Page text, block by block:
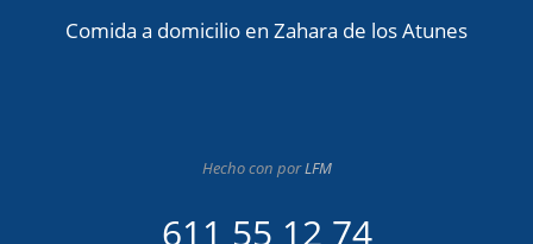
Comida a domicilio en Zahara de los Atunes
Hecho con porLFM
611 55 12 74